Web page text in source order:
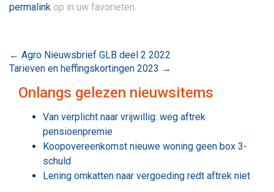
permalink op in uw favorieten.
Bericht
navigatie
← Agro Nieuwsbrief GLB deel 2 2022
Tarieven en heffingskortingen 2023 →
Onlangs gelezen nieuwsitems
Van verplicht naar vrijwillig: weg aftrek
pensioenpremie
Koopovereenkomst nieuwe woning geen box 3-
schuld
Lening omkatten naar vergoeding redt aftrek niet